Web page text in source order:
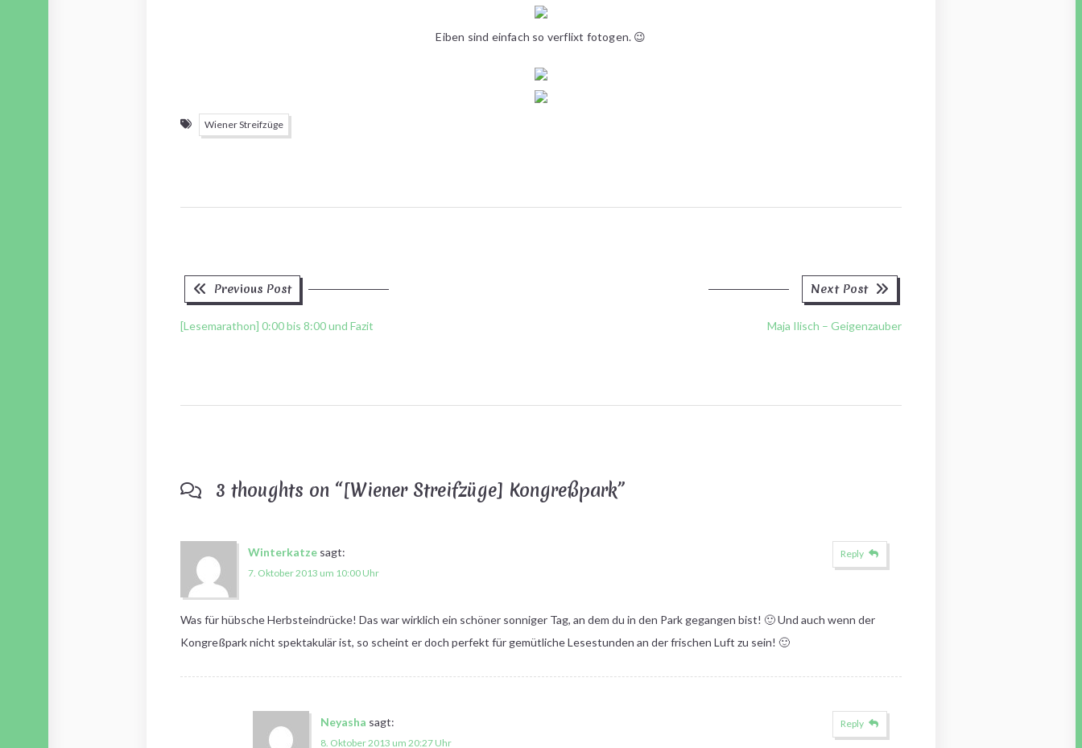
Eiben sind einfach so verflixt fotogen. 😉
Wiener Streifzüge
Beitragsnavigation
Previous Post
[Lesemarathon] 0:00 bis 8:00 und Fazit
Next Post
Maja Ilisch – Geigenzauber
3 thoughts on “[Wiener Streifzüge] Kongreßpark”
Winterkatze sagt:
7. Oktober 2013 um 10:00 Uhr
Was für hübsche Herbsteindrücke! Das war wirklich ein schöner sonniger Tag, an dem du in den Park gegangen bist! 🙂 Und auch wenn der
Kongreßpark nicht spektakulär ist, so scheint er doch perfekt für gemütliche Lesestunden an der frischen Luft zu sein! 🙂
Reply
Neyasha sagt:
8. Oktober 2013 um 20:27 Uhr
Reply